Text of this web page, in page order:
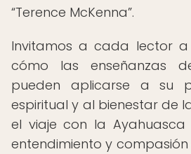
Terence McKenna .
Invitamos a cada lector a
cómo las enseñanzas
pueden aplicarse a su
espiritual y al bienestar de
el viaje con la Ayahuasca
entendimiento y